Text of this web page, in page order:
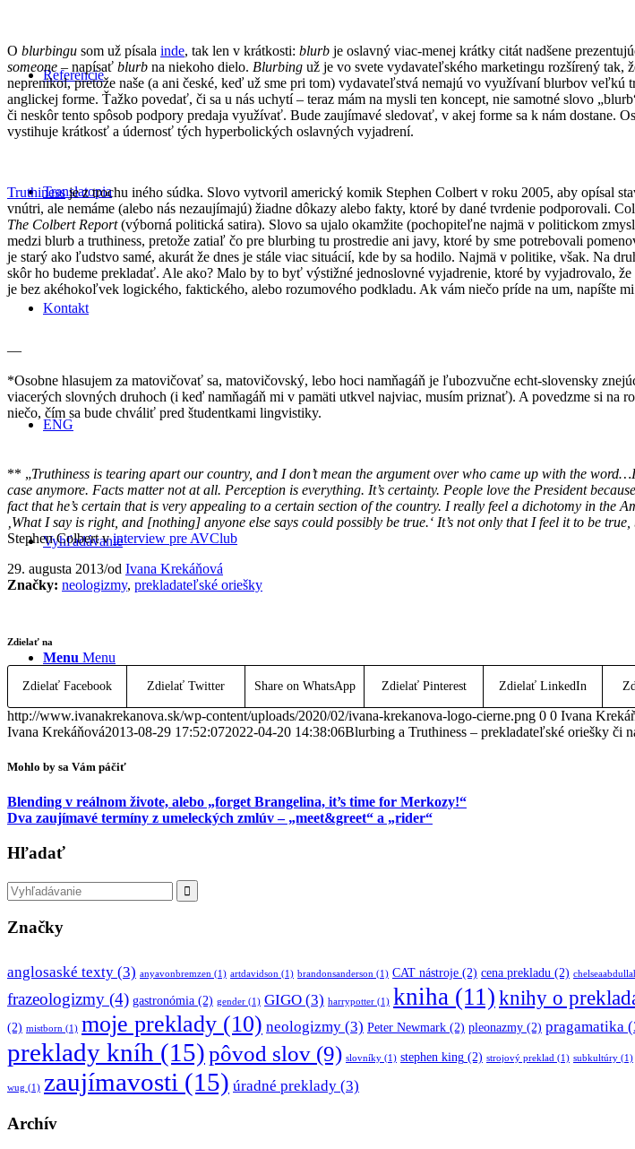
Referencie
Translatopia
Kontakt
ENG
Vyhľadávanie
Menu Menu
O blurbingu som už písala inde, tak len v krátkosti: blurb je oslavný viac-menej krátky citát nadšene
someone – napísať blurb na niekoho dielo. Blurbing už je vo svete vydavateľského marketingu rozšírený tak,
neprenikol, pretože naše (a ani české, keď už sme pri tom) vydavateľstvá nemajú vo využívaní blurbov
anglickej forme. Ťažko povedať, či sa u nás uchytí – teraz mám na mysli ten koncept, nie samotné slovo
či neskôr tento spôsob podpory predaja využívať. Bude zaujímavé sledovať, v akej forme sa k nám dostane.
vystihuje krátkosť a údernosť tých hyperbolických oslavných vyjadrení.
Truthinessje z trochu iného súdka. Slovo vytvoril americký komik Stephen Colbert v roku 2005, aby opísal
vnútri, ale nemáme (alebo nás nezaujímajú) žiadne dôkazy alebo fakty, ktoré by dané tvrdenie podporovali.
The Colbert Report(výborná politická satira). Slovo sa ujalo okamžite (pochopiteľne najmä v politickom
medzi blurb a truthiness, pretože zatiaľ čo pre blurbing tu prostredie ani javy, ktoré by sme potrebovali
je starý ako ľudstvo samé, akurát že dnes je stále viac situácií, kde by sa hodilo. Najmä v politike, však. Na
skôr ho budeme prekladať. Ale ako? Malo by to byť výstižné jednoslovné vyjadrenie, ktoré by vyjadrovalo,
je bez akéhokoľvek logického, faktického, alebo rozumového podkladu. Ak vám niečo príde na um, napíšte
—
*Osobne hlasujem za matovičovať sa, matovičovský, lebo hoci namňagáň je ľubozvučne echt-slovensky
viacerých slovných druhoch (i keď namňagáň mi v pamäti utkvel najviac, musím priznať). A povedzme si na
niečo, čím sa bude chváliť pred študentkami lingvistiky.
** „Truthiness is tearing apart our country, and I don’t mean the argument over who came up with the
case anymore. Facts matter not at all. Perception is everything. It’s certainty. People love the President
fact that he’s certain that is very appealing to a certain section of the country. I really feel a dichotomy in the
‚What I say is right, and [nothing] anyone else says could possibly be true.‘ It’s not only that I feel it to be
Stephen Colbert vinterview pre AVClub
29. augusta 2013/od Ivana Krekáňová
Značky: neologizmy, prekladateľské oriešky
Zdielať na
Zdielať Facebook Zdielať Twitter Share on WhatsApp Zdielať Pinterest Zdielať LinkedIn
http://www.ivanakrekanova.sk/wp-content/uploads/2020/02/ivana-krekanova-logo-cierne.png 0 0 Ivana
Ivana Krekáňová2013-08-29 17:52:072022-04-20 14:38:06Blurbing a Truthiness – prekladateľské oriešky či
Mohlo by sa Vám páčiť
Blending v reálnom živote, alebo „forget Brangelina, it’s time for Merkozy!“
Dva zaujímavé termíny z umeleckých zmlúv – „meet&greet“ a „rider“
Hľadať
Značky
anglosaské texty (3) anyavonbremzen (1) artdavidson (1) brandonsanderson (1) CAT nástroje (2) cena prekladu (2)
frazeologizmy (4) gastronómia (2) gender (1) GIGO (3) harrypotter (1) kniha (11)knihy o
(2) mistborn (1) moje preklady (10) neologizmy (3) Peter Newmark (2) pleonazmy (2) pragamatika
preklady kníh (15)pôvod slov (9) slovníky (1) stephen king (2) strojový preklad (1) subkultúry (1)
wug (1) zaujímavosti (15) úradné preklady (3)
Archív